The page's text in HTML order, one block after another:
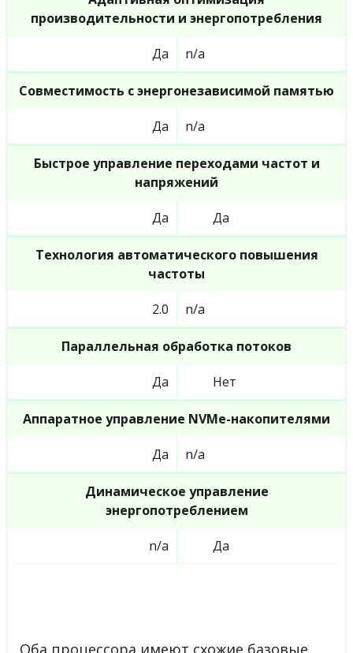
производительности и энергопотребления
Да n/a
Совместимость с энергонезависимой памятью
Да n/a
Быстрое управление переходами частот и
напряжений
Да Да
Технология автоматического повышения
частоты
2.0 n/a
Параллельная обработка потоков
Да Нет
Аппаратное управление NVMe-накопителями
Да n/a
Динамическое управление
энергопотреблением
n/a Да